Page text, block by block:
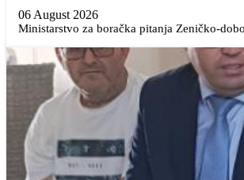
06 August 2026
Ministarstvo za boračka pitanja Zeničko-